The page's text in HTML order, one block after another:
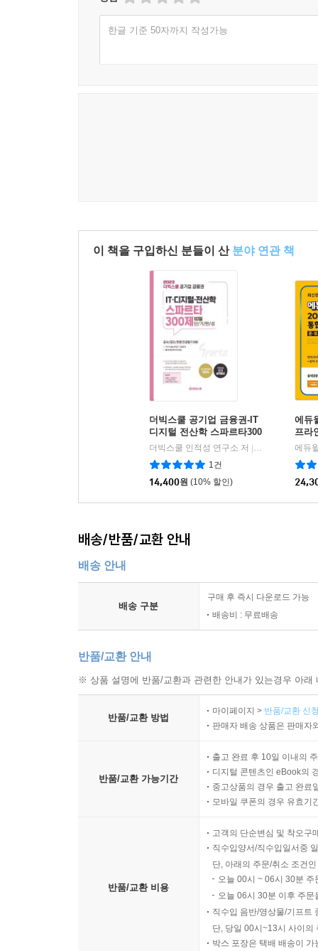
한글 기준 50자까지 작성가능
이 책을 구입하신 분들이 산 분야 연관 책
더빅스쿨 공기업 금융권-IT
디지털 전산학 스파르타300
제 10일 단기완성 2023
더빅스쿨 인적성 연구소 저 |
1건
14,400원 (10% 할인)
에듀
프라
에듀
배송/반품/교환 안내
배송 안내
배송 구분
구매 후 즉시 다운로드 가능
배송비 : 무료배송
반품/교환 안내
※ 상품 설명에 반품/교환과 관련한 안내가 있는경우 아
반품/교환 방법
마이페이지 > 반품/교환 신
판매자 배송 상품은 판매자
반품/교환 가능기간
출고 완료 후 10일 이내의
디지털 콘텐츠인 eBook의
중고상품의 경우 출고 완료
모바일 쿠폰의 경우 유효기
반품/교환 비용
고객의 단순변심 및 착오구
직수입양서/직수입일서중
단, 아래의 주문/취소 조건
오늘 00시 ~ 06시 30분
오늘 06시 30분 이후 주
직수입 음반/영상물/기프트
단, 당일 00시~13시 사이의
박스 포장은 택배 배송이